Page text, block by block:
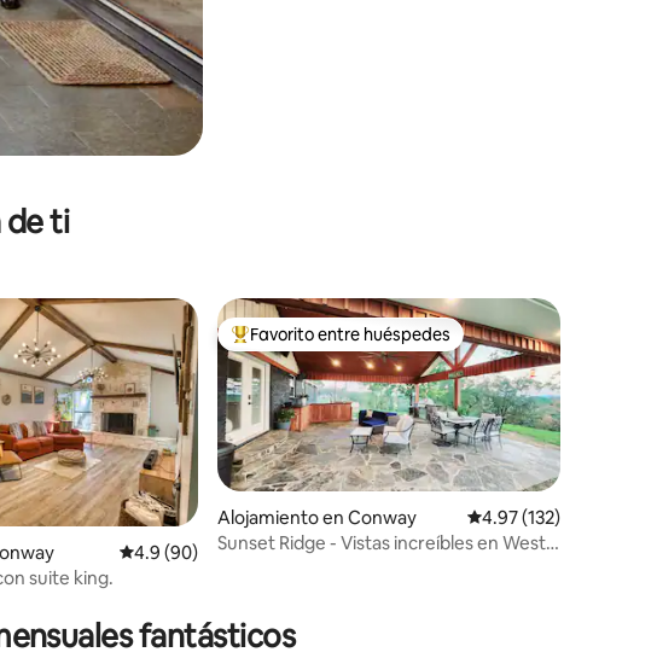
de ti
3 reseñas Calificación promedio: 4.9 de 5, 90 reseñas
4.9 (90)
suite king.
Favorito entre huéspedes preferido
Favorito entre huéspedes
Alojamiento en Conway Calificación promedio:
4.97 (132)
Sunset Ridge - Vistas increíbles en West
fantásticos